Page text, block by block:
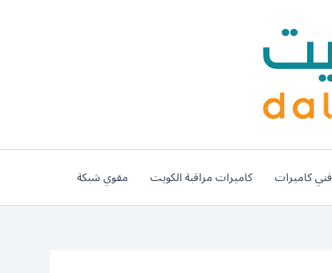
فني كاميرات كاميرات مراقبة الكويت مقوي شبكة